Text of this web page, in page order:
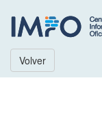
Volver